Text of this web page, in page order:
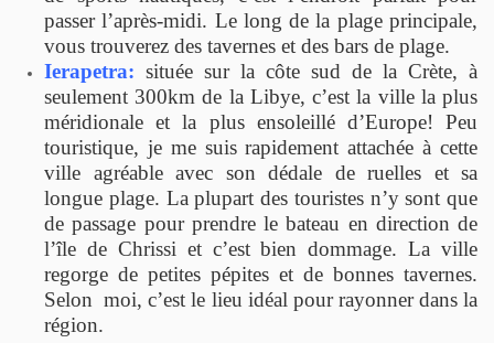
passer l’après-midi. Le long de la plage principale,
vous trouverez des tavernes et des bars de plage.
Ierapetra: située sur la côte sud de la Crète, à
seulement 300km de la Libye, c’est la ville la plus
méridionale et la plus ensoleillé d’Europe! Peu
touristique, je me suis rapidement attachée à cette
ville agréable avec son dédale de ruelles et sa
longue plage. La plupart des touristes n’y sont que
de passage pour prendre le bateau en direction de
l’île de Chrissi et c’est bien dommage. La ville
regorge de petites pépites et de bonnes tavernes.
Selon moi, c’est le lieu idéal pour rayonner dans la
région.